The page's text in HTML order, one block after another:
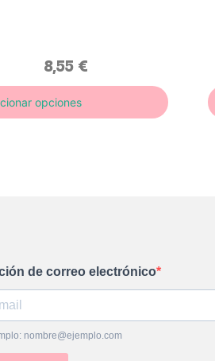
8,55 €
opciones
de correo electrónico
nombre@ejemplo.com